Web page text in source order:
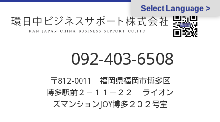
092-403-6508
〒812-0011 福岡県福岡市博多区
博多駅前２－１１－２２ ライオン
ズマンションJOY博多２０２号室
Select Language >